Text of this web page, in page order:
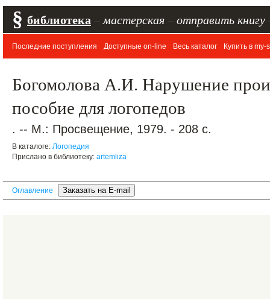
§ библиотека мастерская отправить книгу
Последние поступления Доступные on-line Весь каталог Купить в my-
Богомолова А.И. Нарушение
пособие для логопедов
. -- М.: Просвещение, 1979. - 208 с.
В каталоге: Логопедия
Прислано в библиотеку: artemliza
Оглавление